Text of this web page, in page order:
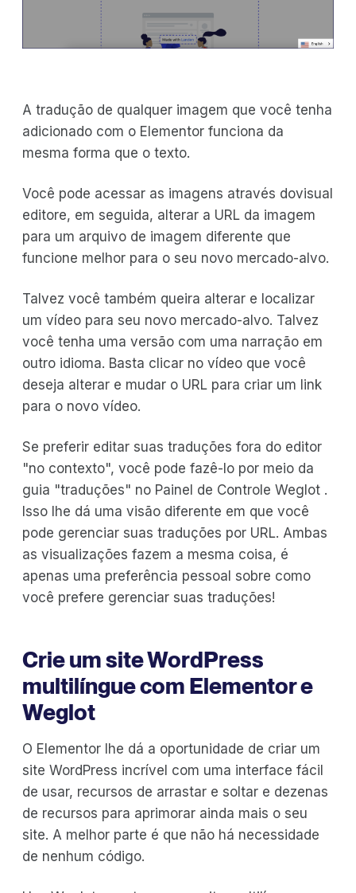
A tradução de qualquer imagem que você tenha
adicionado com o Elementor funciona da
mesma forma que o texto.
Você pode acessar as imagens através dovisual
editore, em seguida, alterar a URL da imagem
para um arquivo de imagem diferente que
funcione melhor para o seu novo mercado-alvo.
Talvez você também queira alterar e localizar
um vídeo para seu novo mercado-alvo. Talvez
você tenha uma versão com uma narração em
outro idioma. Basta clicar no vídeo que você
deseja alterar e mudar o URL para criar um link
para o novo vídeo.
Se preferir editar suas traduções fora do editor
"no contexto", você pode fazê-lo por meio da
guia "traduções" no Painel de Controle Weglot .
Isso lhe dá uma visão diferente em que você
pode gerenciar suas traduções por URL. Ambas
as visualizações fazem a mesma coisa, é
apenas uma preferência pessoal sobre como
você prefere gerenciar suas traduções!
Crie um site WordPress
multilíngue com Elementor e
Weglot
O Elementor lhe dá a oportunidade de criar um
site WordPress incrível com uma interface fácil
de usar, recursos de arrastar e soltar e dezenas
de recursos para aprimorar ainda mais o seu
site. A melhor parte é que não há necessidade
de nenhum código.